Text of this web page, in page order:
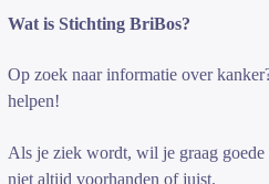
Wat is Stichting BriBos?
Op zoek naar informatie over
helpen!
Als je ziek wordt, wil je graag
niet altijd voorhanden of juist.